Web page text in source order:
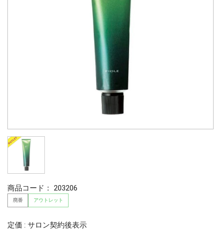
商品コード： 203206
廃番 アウトレット
定価 : サロン契約後表示